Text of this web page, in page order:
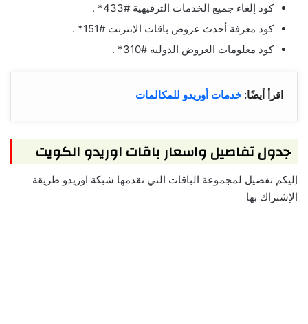
كود إلغاء جميع الخدمات الترفيهية #433* .
كود معرفة أحدث عروض باقات الإنترنت #151* .
كود معلومات العروض الدولية #310* .
اقرأ أيضًا: خدمات أوريدو للمكالمات
جدول تفاصيل واسعار باقات اوريدو الكويت
إليكم تفصيل لمجموعة الباقات التي تقدمها شبكة اوريدو طريقة
الإشتراك بها